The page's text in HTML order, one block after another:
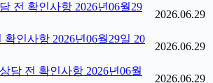
전 확인사항 2026년06월29
2026.06.29
인사항 2026년06월29일 20
2026.06.29
담 전 확인사항 2026년06월
2026.06.29